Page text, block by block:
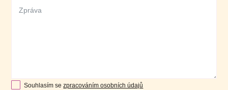
Souhlasím sezpracováním osobních údajů